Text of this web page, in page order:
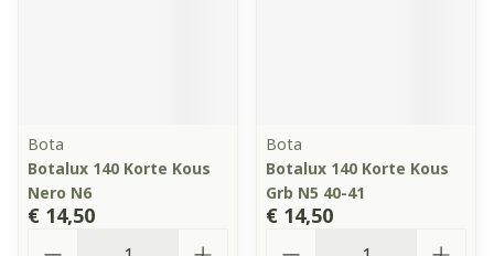
Bota
Botalux 140 Korte Kous
Nero N6
€ 14,50
Bota
Botalux 140 Korte Kous
Grb N5 40-41
€ 14,50